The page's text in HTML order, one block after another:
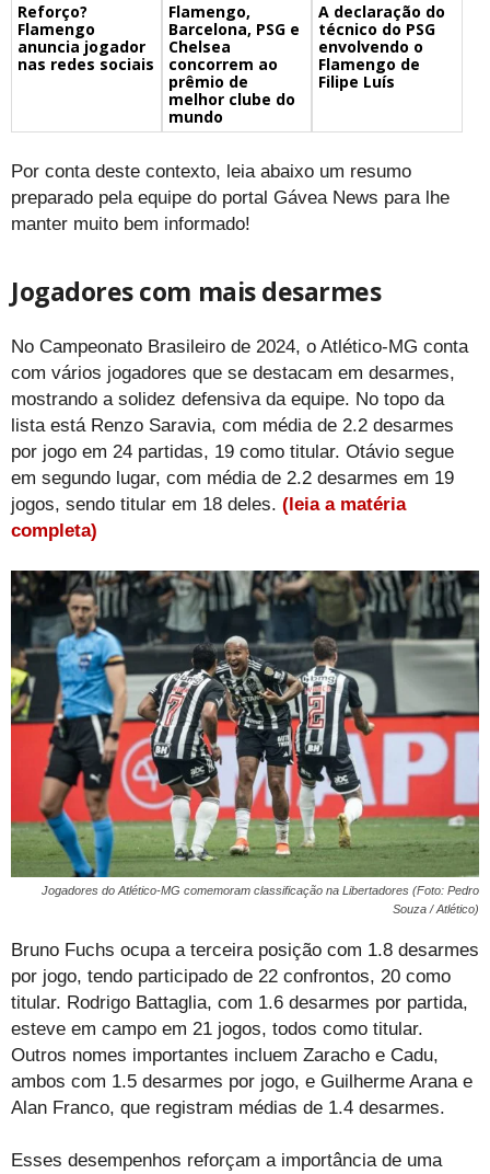
Reforço?
Flamengo
anuncia jogador
nas redes sociais
Flamengo,
Barcelona, PSG e
Chelsea
concorrem ao
prêmio de
melhor clube do
mundo
A declaração do
técnico do PSG
envolvendo o
Flamengo de
Filipe Luís
Por conta deste contexto, leia abaixo um resumo
preparado pela equipe do portal Gávea News para lhe
manter muito bem informado!
Jogadores com mais desarmes
No Campeonato Brasileiro de 2024, o Atlético-MG conta
com vários jogadores que se destacam em desarmes,
mostrando a solidez defensiva da equipe. No topo da
lista está Renzo Saravia, com média de 2.2 desarmes
por jogo em 24 partidas, 19 como titular. Otávio segue
em segundo lugar, com média de 2.2 desarmes em 19
jogos, sendo titular em 18 deles. (leia a matéria
completa)
Jogadores do Atlético-MG comemoram classificação na Libertadores (Foto: Pedro
Souza / Atlético)
Bruno Fuchs ocupa a terceira posição com 1.8 desarmes
por jogo, tendo participado de 22 confrontos, 20 como
titular. Rodrigo Battaglia, com 1.6 desarmes por partida,
esteve em campo em 21 jogos, todos como titular.
Outros nomes importantes incluem Zaracho e Cadu,
ambos com 1.5 desarmes por jogo, e Guilherme Arana e
Alan Franco, que registram médias de 1.4 desarmes.
Esses desempenhos reforçam a importância de uma